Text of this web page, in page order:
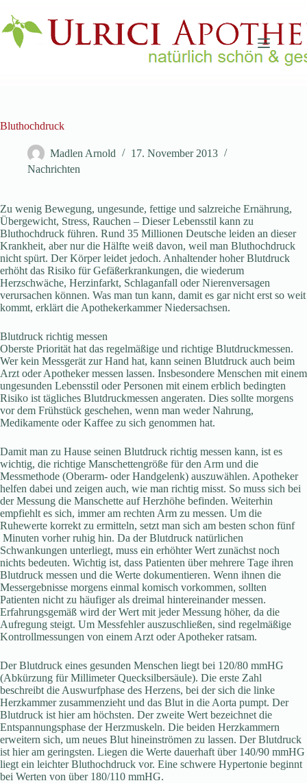
Inhalt
springen
Bluthochdruck
Madlen Arnold
17. November 2013
Nachrichten
Zu wenig Bewegung, ungesunde, fettige und salzreiche Ernährung,
Übergewicht, Stress, Rauchen – Dieser Lebensstil kann zu
Bluthochdruck führen. Rund 35 Millionen Deutsche leiden an dieser
Krankheit, aber nur die Hälfte weiß davon, weil man Bluthochdruck
nicht spürt. Der Körper leidet jedoch. Anhaltender hoher Blutdruck
erhöht das Risiko für Gefäßerkrankungen, die wiederum
Herzschwäche, Herzinfarkt, Schlaganfall oder Nierenversagen
verursachen können. Was man tun kann, damit es gar nicht erst so weit
kommt, erklärt die Apothekerkammer Niedersachsen.
Blutdruck richtig messen
Oberste Priorität hat das regelmäßige und richtige Blutdruckmessen.
Wer kein Messgerät zur Hand hat, kann seinen Blutdruck auch beim
Arzt oder Apotheker messen lassen. Insbesondere Menschen mit einem
ungesunden Lebensstil oder Personen mit einem erblich bedingten
Risiko ist tägliches Blutdruckmessen angeraten. Dies sollte morgens
vor dem Frühstück geschehen, wenn man weder Nahrung,
Medikamente oder Kaffee zu sich genommen hat.
Damit man zu Hause seinen Blutdruck richtig messen kann, ist es
wichtig, die richtige Manschettengröße für den Arm und die
Messmethode (Oberarm- oder Handgelenk) auszuwählen. Apotheker
helfen dabei und zeigen auch, wie man richtig misst. So muss sich bei
der Messung die Manschette auf Herzhöhe befinden. Weiterhin
empfiehlt es sich, immer am rechten Arm zu messen. Um die
Ruhewerte korrekt zu ermitteln, setzt man sich am besten schon fünf
Minuten vorher ruhig hin. Da der Blutdruck natürlichen
Schwankungen unterliegt, muss ein erhöhter Wert zunächst noch
nichts bedeuten. Wichtig ist, dass Patienten über mehrere Tage ihren
Blutdruck messen und die Werte dokumentieren. Wenn ihnen die
Messergebnisse morgens einmal komisch vorkommen, sollten
Patienten nicht zu häufiger als dreimal hintereinander messen.
Erfahrungsgemäß wird der Wert mit jeder Messung höher, da die
Aufregung steigt. Um Messfehler auszuschließen, sind regelmäßige
Kontrollmessungen von einem Arzt oder Apotheker ratsam.
Der Blutdruck eines gesunden Menschen liegt bei 120/80 mmHG
(Abkürzung für Millimeter Quecksilbersäule). Die erste Zahl
beschreibt die Auswurfphase des Herzens, bei der sich die linke
Herzkammer zusammenzieht und das Blut in die Aorta pumpt. Der
Blutdruck ist hier am höchsten. Der zweite Wert bezeichnet die
Entspannungsphase der Herzmuskeln. Die beiden Herzkammern
erweitern sich, um neues Blut hineinströmen zu lassen. Der Blutdruck
ist hier am geringsten. Liegen die Werte dauerhaft über 140/90 mmHG
liegt ein leichter Bluthochdruck vor. Eine schwere Hypertonie beginnt
bei Werten von über 180/110 mmHG.